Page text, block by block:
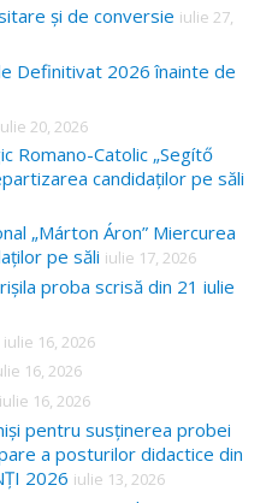
și de conversie iulie 27,
Definitivat 2026 înainte de
20, 2026
Romano-Catolic „Segítő
candidaților pe săli
„Márton Áron” Miercurea
pe săli iulie 17, 2026
proba scrisă din 21 iulie
iulie 16, 2026
16, 2026
iulie 16, 2026
pentru susținerea probei
a posturilor didactice din
2026 iulie 13, 2026